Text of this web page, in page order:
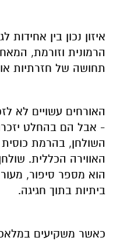
איזון נכון בין אחידות
הרמונית וזורמת,
תחושה של חזרתיות
האורחים עשויים לא
- אבל הם בהחלט
השולחן, בהרמת
האווירה הכללית.
הוא מספר סיפור,
ביתיות בתוך חגיגה.
כאשר משקיעים